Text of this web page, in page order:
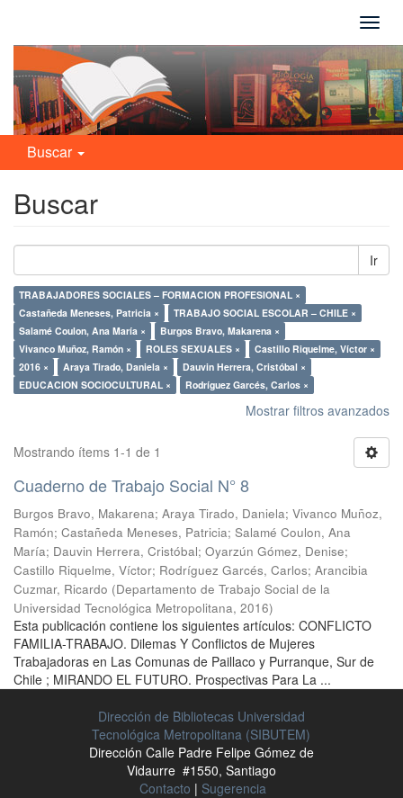
Buscar
Buscar
Ir
TRABAJADORES SOCIALES – FORMACION PROFESIONAL ×
Castañeda Meneses, Patricia ×
TRABAJO SOCIAL ESCOLAR – CHILE ×
Salamé Coulon, Ana María ×
Burgos Bravo, Makarena ×
Vivanco Muñoz, Ramón ×
ROLES SEXUALES ×
Castillo Riquelme, Víctor ×
2016 ×
Araya Tirado, Daniela ×
Dauvin Herrera, Cristóbal ×
EDUCACION SOCIOCULTURAL ×
Rodríguez Garcés, Carlos ×
Mostrar filtros avanzados
Mostrando ítems 1-1 de 1
Cuaderno de Trabajo Social N° 8
Burgos Bravo, Makarena; Araya Tirado, Daniela; Vivanco Muñoz,
Ramón; Castañeda Meneses, Patricia; Salamé Coulon, Ana
María; Dauvin Herrera, Cristóbal; Oyarzún Gómez, Denise;
Castillo Riquelme, Víctor; Rodríguez Garcés, Carlos; Arancibia
Cuzmar, Ricardo (Departamento de Trabajo Social de la
Universidad Tecnológica Metropolitana, 2016)
Esta publicación contiene los siguientes artículos: CONFLICTO
FAMILIA-TRABAJO. Dilemas Y Conflictos de Mujeres
Trabajadoras en Las Comunas de Paillaco y Purranque, Sur de
Chile ; MIRANDO EL FUTURO. Prospectivas Para La ...
Dirección de Bibliotecas Universidad
Tecnológica Metropolitana (SIBUTEM)
Dirección Calle Padre Felipe Gómez de
Vidaurre #1550, Santiago
Contacto | Sugerencia